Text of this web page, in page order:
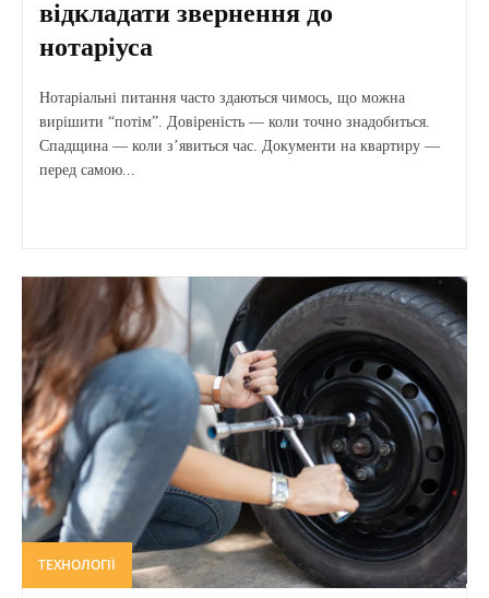
відкладати звернення до
нотаріуса
Нотаріальні питання часто здаються чимось, що можна
вирішити “потім”. Довіреність — коли точно знадобиться.
Спадщина — коли з’явиться час. Документи на квартиру —
перед самою...
ТЕХНОЛОГІЇ